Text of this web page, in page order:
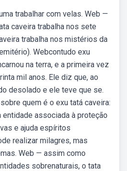
trabalhar com velas. Web —
caveira trabalha nos sete
trabalha nos mistérios da
Webcontudo exu
na terra, e a primeira vez
mil anos. Ele diz que, ao
desolado e ele teve que se.
quem é o exu tatá caveira:
entidade associada à proteção
e ajuda espíritos
realizar milagres, mas
Web — assim como
sobrenaturais, o tata